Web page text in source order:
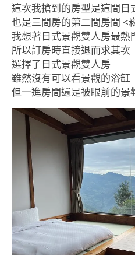
這次我搶到的房型是這間日
也是三間房的第二間房間 <
我想著日式景觀雙人房最熱
所以訂房時直接退而求其次
選擇了日式景觀雙人房
雖然沒有可以看景觀的浴缸
但一進房間還是被眼前的景